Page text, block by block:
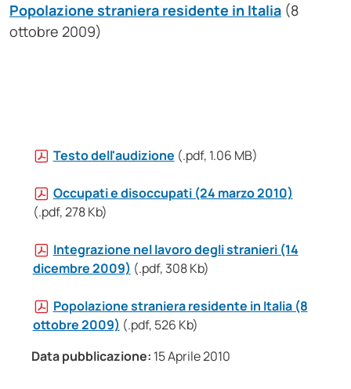
Testo dell'audizione (.pdf, 1.06 MB)
Occupati e disoccupati (24 marzo 2010)
(.pdf, 278 Kb)
Integrazione nel lavoro degli stranieri (14
dicembre 2009) (.pdf, 308 Kb)
Popolazione straniera residente in Italia (8
ottobre 2009) (.pdf, 526 Kb)
Data pubblicazione: 15 Aprile 2010
Popolazione straniera residente in Italia (8
ottobre 2009)